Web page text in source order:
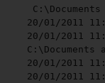
20/01/2011
20/01/2011
20/01/2011
20/01/2011